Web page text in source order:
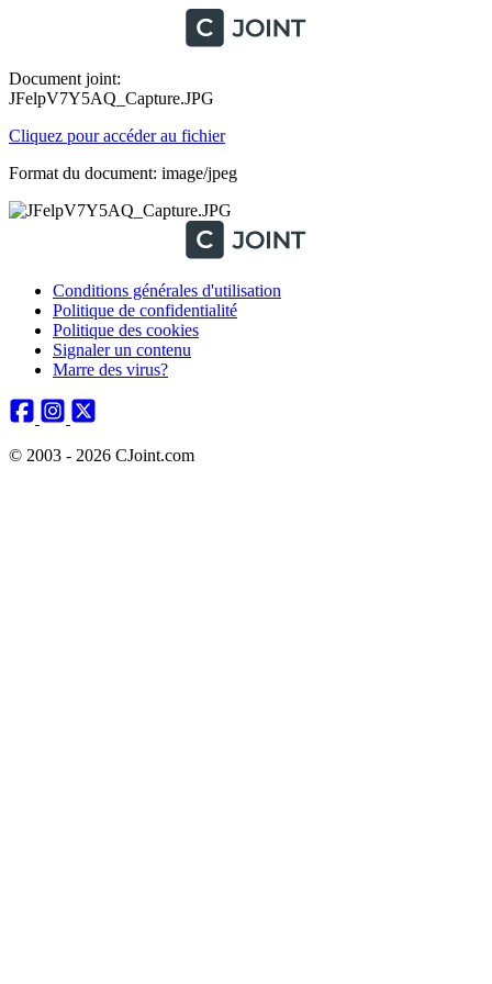
Document joint:
JFelpV7Y5AQ_Capture.JPG
Cliquez pour accéder au fichier
Format du document: image/jpeg
Conditions générales d'utilisation
Politique de confidentialité
Politique des cookies
Signaler un contenu
Marre des virus?
© 2003 - 2026 CJoint.com